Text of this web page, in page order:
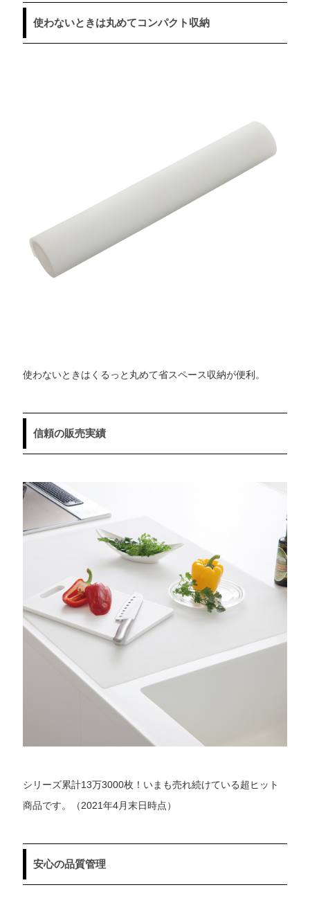
使わないときは丸めてコンパクト収納
使わないときはくるっと丸めて省スペース収納が便利。
信頼の販売実績
シリーズ累計13万3000枚！いまも売れ続けている超ヒット
商品です。（2021年4月末日時点）
安心の品質管理